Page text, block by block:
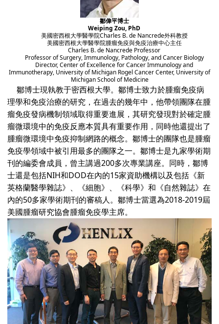
鄒偉平博士
Weiping Zou, PhD
美國密西根大學醫學院Charles B. de Nancrede外科教授
美國密西根大學醫學院腫瘤免疫與免疫治療中心主任
Charles B. de Nancrede Professor
Professor of Surgery, Immunology, Pathology, and Cancer Biology
Director, Center of Excellence for Cancer Immunology and
Immunotherapy, University of Michigan Rogel Cancer Center, University of
Michigan School of Medicine
鄒博士現執教于密西根大學。鄒博士致力於腫瘤免疫病
理學和免疫治療的研究，在過去的幾年中，他帶領團隊在腫
瘤免疫發病機制領域取得重要進展，其研究發現對於確定腫
瘤微環境中的免疫反應本質具有重要作用，同時他還提出了
腫瘤微環境中免疫抑制網路的概念。鄒博士的團隊也是腫瘤
免疫學領域中被引用最多的團隊之一。鄒博士是九家學術期
刊的編委會成員，曾主講過200多次專業講座。同時，鄒博
士還是包括NIH和DOD在內的15家資助機構以及包括《新
英格蘭醫學雜誌》、《細胞》、《科學》和《自然雜誌》在
內的50多家學術期刊的審稿人。鄒博士當選為2018-2019屆
美國腫瘤研究協會腫瘤免疫學主席。